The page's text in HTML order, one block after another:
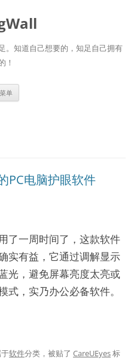
。知道自己想要的，知足自己拥有
！
菜单
PC电脑护眼软件
了一周时间了，这款软件
实有益，它通过调解显示
光，避免屏幕亮度太亮或
式，实乃办公必备软件。
软件分类，被贴了 CareUEyes标